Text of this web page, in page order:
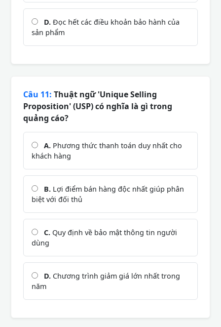
D. Đọc hết các điều khoản bảo hành của
sản phẩm
Câu 11: Thuật ngữ 'Unique Selling
Proposition' (USP) có nghĩa là gì trong
quảng cáo?
A. Phương thức thanh toán duy nhất cho
khách hàng
B. Lợi điểm bán hàng độc nhất giúp phân
biệt với đối thủ
C. Quy định về bảo mật thông tin người
dùng
D. Chương trình giảm giá lớn nhất trong
năm